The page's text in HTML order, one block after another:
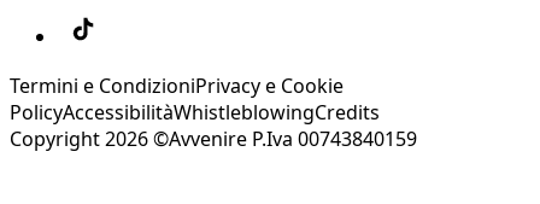
Termini e CondizioniPrivacy e Cookie
PolicyAccessibilitàWhistleblowingCredits
Copyright 2026 ©Avvenire P.Iva 00743840159